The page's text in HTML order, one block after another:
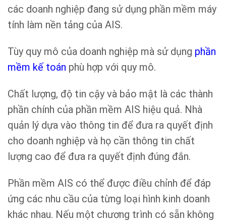
các doanh nghiệp đang sử dụng phần mềm máy
tính làm nền tảng của AIS.
Tùy quy mô của doanh nghiệp mà sử dụng phần
mềm kế toán phù hợp với quy mô.
Chất lượng, độ tin cậy và bảo mật là các thành
phần chính của phần mềm AIS hiệu quả. Nhà
quản lý dựa vào thông tin để đưa ra quyết định
cho doanh nghiệp và họ cần thông tin chất
lượng cao để đưa ra quyết định đúng đắn.
Phần mềm AIS có thể được điều chỉnh để đáp
ứng các nhu cầu của từng loại hình kinh doanh
khác nhau. Nếu một chương trình có sẵn không